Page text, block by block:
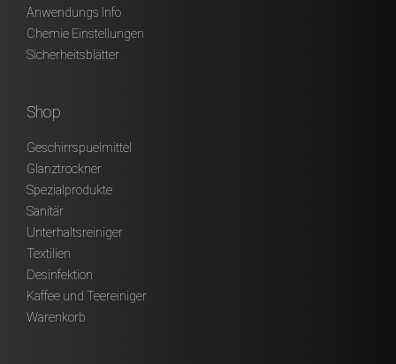
Anwendungs Info
Chemie Einstellungen
Sicherheitsblätter
Shop
Geschirrspuelmittel
Glanztrockner
Spezialprodukte
Sanitär
Unterhaltsreiniger
Textilien
Desinfektion
Kaffee und Teereiniger
Warenkorb